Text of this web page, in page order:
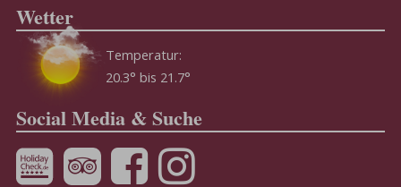
Wetter
Temperatur:
20.3° bis 21.7°
Social Media & Suche